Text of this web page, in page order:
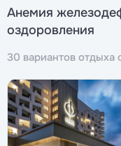
Анемия
оздоровления
30 вариантов отдыха